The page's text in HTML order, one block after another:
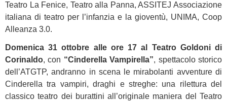
Teatro La Fenice, Teatro alla Panna, ASSITEJ Associazione
italiana di teatro per l’infanzia e la gioventù, UNIMA, Coop
Alleanza 3.0.
Domenica 31 ottobre alle ore 17 al Teatro Goldoni di
Corinaldo, con “Cinderella Vampirella”, spettacolo storico
dell’ATGTP, andranno in scena le mirabolanti avventure di
Cinderella tra vampiri, draghi e streghe: una rilettura del
classico teatro dei burattini all’originale maniera del Teatro